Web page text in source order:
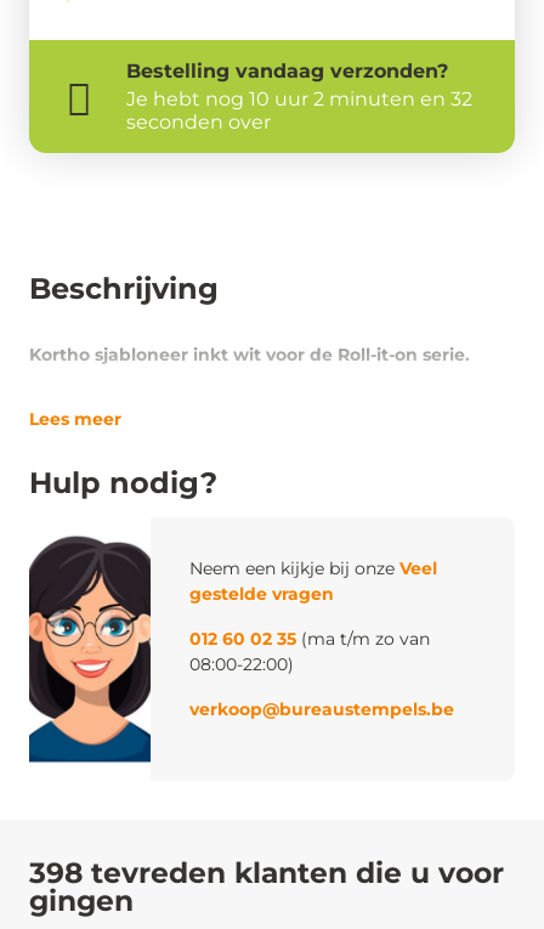
Beschrijving
Kortho sjabloneer inkt wit voor de Roll-it-on serie.
Lees meer
Hulp nodig?
Neem een kijkje bij onze Veel
gestelde vragen
012 60 02 35 (ma t/m zo van
08:00-22:00)
verkoop@bureaustempels.be
Bestelling vandaag verzonden?
Je hebt nog 10 uur 2 minuten en 32
seconden over
398 tevreden klanten die u voor
gingen